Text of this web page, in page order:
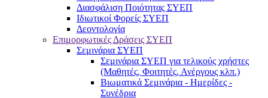
Διασφάλιση Ποιότητας ΣΥΕΠ
Ιδιωτικοί Φορείς ΣΥΕΠ
Δεοντολογία
Επιμορφωτικές Δράσεις ΣΥΕΠ
Σεμινάρια ΣΥΕΠ
Σεμινάρια ΣΥΕΠ για τελικούς χρήστες
(Μαθητές, Φοιτητές, Ανέργους κλπ.)
Βιωματικά Σεμινάρια - Ημερίδες -
Συνέδρια